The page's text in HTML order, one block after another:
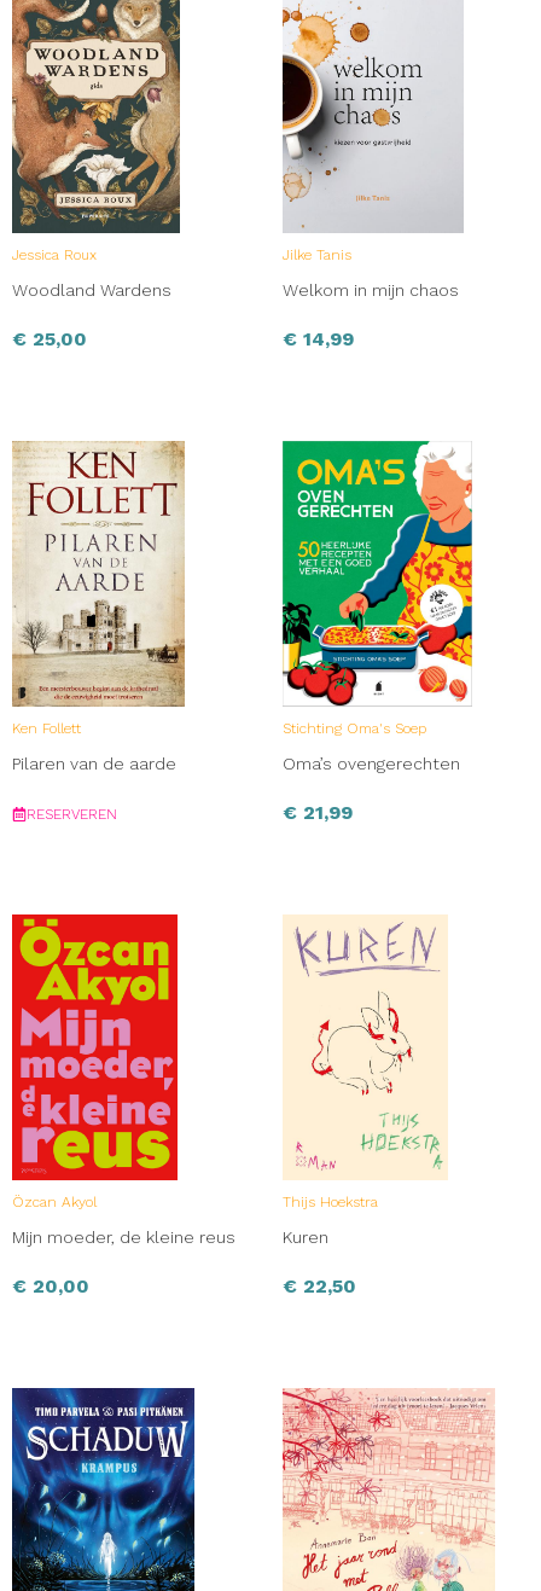
Jessica Roux
Woodland Wardens
€ 25,00
Jilke Tanis
Welkom in mijn chaos
€ 14,99
Ken Follett
Pilaren van de aarde
RESERVEREN
Stichting Oma's Soep
Oma’s ovengerechten
€ 21,99
Özcan Akyol
Mijn moeder, de kleine reus
€ 20,00
Thijs Hoekstra
Kuren
€ 22,50